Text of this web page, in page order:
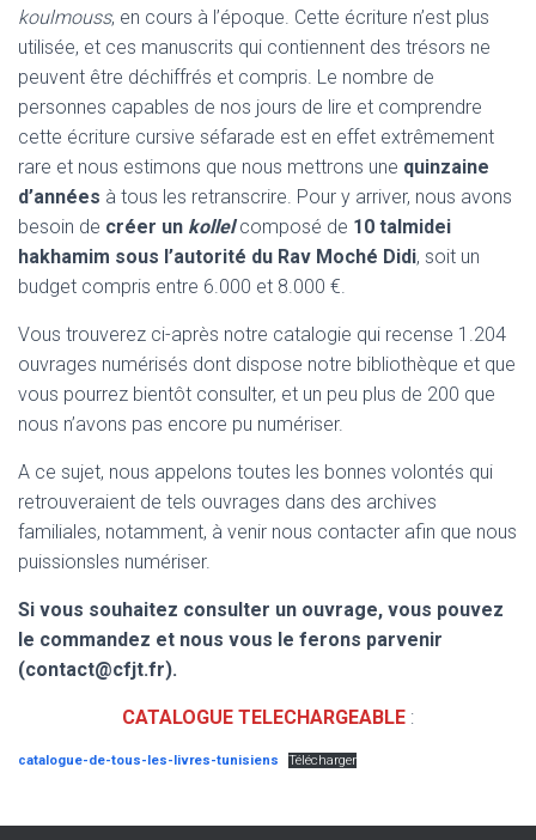
koulmouss, en cours à l’époque. Cette écriture n’est plus
utilisée, et ces manuscrits qui contiennent des trésors ne
peuvent être déchiffrés et compris. Le nombre de
personnes capables de nos jours de lire et comprendre
cette écriture cursive séfarade est en effet extrêmement
rare et nous estimons que nous mettrons une quinzaine
d’années à tous les retranscrire. Pour y arriver, nous avons
besoin de créer un kollelcomposé de 10 talmidei
hakhamim sous l’autorité du Rav Moché Didi, soit un
budget compris entre 6.000 et 8.000 €.
Vous trouverez ci-après notre catalogie qui recense 1.204
ouvrages numérisés dont dispose notre bibliothèque et que
vous pourrez bientôt consulter, et un peu plus de 200 que
nous n’avons pas encore pu numériser.
A ce sujet, nous appelons toutes les bonnes volontés qui
retrouveraient de tels ouvrages dans des archives
familiales, notamment, à venir nous contacter afin que nous
puissionsles numériser.
Si vous souhaitez consulter un ouvrage, vous pouvez
le commandez et nous vous le ferons parvenir
(contact@cfjt.fr).
CATALOGUE TELECHARGEABLE :
catalogue-de-tous-les-livres-tunisiens Télécharger